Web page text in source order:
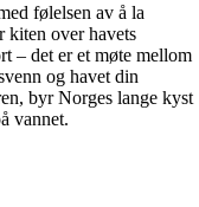
følelsen av å la
kiten over havets
– det er et møte mellom
og havet din
byr Norges lange kyst
vannet.